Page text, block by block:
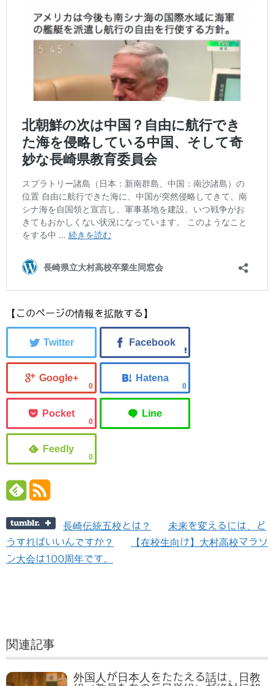
【このページの情報を拡散する】
0 0
0
0
長崎伝統五校とは？
未来を変えるには、ど
うすればいいんですか？
【在校生向け】大村高校マラソ
ン大会は100周年です。
関連記事
外国人が日本人をたたえる話は、日教